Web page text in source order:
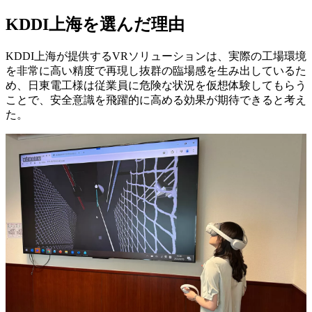
KDDI上海を選んだ理由
KDDI上海が提供するVRソリューションは、実際の工場環境
を非常に高い精度で再現し抜群の臨場感を生み出しているた
め、日東電工様は従業員に危険な状況を仮想体験してもらう
ことで、安全意識を飛躍的に高める効果が期待できると考え
た。